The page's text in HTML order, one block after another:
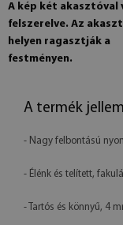
A kép két akasztóval
felszerelve. Az
helyen ragasztják a
festményen.
A termék
- Nagy felbontású
- Élénk és telített,
- Tartós és könnyű, 4